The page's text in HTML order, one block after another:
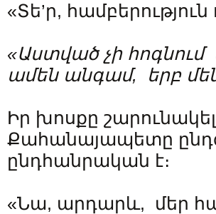
«Տե’ր, համբերություն
«Աստված չի հոգնում
ամեն անգամ, երբ
Իր խոսքը
Քահանայապետը
ընդհանրական է։
«Նա, արդարև, մեր